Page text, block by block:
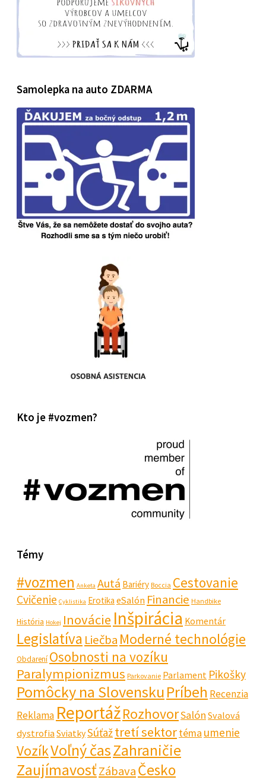
Samolepka na auto ZDARMA
Kto je #vozmen?
Témy
#vozmen Anketa Autá Bariéry Boccia Cestovanie
Cvičenie Cyklistika Erotika eSalón Financie Handbike
História Hokej Inovácie Inšpirácia Komentár
Legislatíva Liečba Moderné technológie
Obdarení Osobnosti na vozíku
Paralympionizmus Parkovanie Parlament Pikošky
Pomôcky na SlovenskuPríbeh Recenzia
Reklama ReportážRozhovorSalón Svalová
dystrofiaSviatkySúťažtretí sektortéma umenie
VozíkVoľný časZahraničie
ZaujímavosťZábavaČesko